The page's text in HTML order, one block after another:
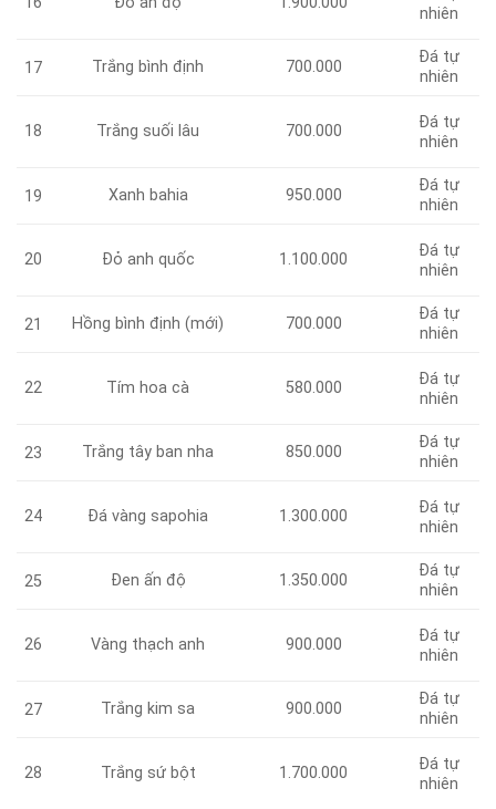
nhiên
17 Trắng bình định 700.000
Đá tự
nhiên
18 Trắng suối lâu 700.000
Đá tự
nhiên
19 Xanh bahia 950.000
Đá tự
nhiên
20 Đỏ anh quốc 1.100.000
Đá tự
nhiên
21 Hồng bình định (mới) 700.000
Đá tự
nhiên
22 Tím hoa cà 580.000
Đá tự
nhiên
23 Trắng tây ban nha 850.000
Đá tự
nhiên
24 Đá vàng sapohia 1.300.000
Đá tự
nhiên
25 Đen ấn độ 1.350.000
Đá tự
nhiên
26 Vàng thạch anh 900.000
Đá tự
nhiên
27 Trắng kim sa 900.000
Đá tự
nhiên
28 Trắng sứ bột 1.700.000
Đá tự
nhiên